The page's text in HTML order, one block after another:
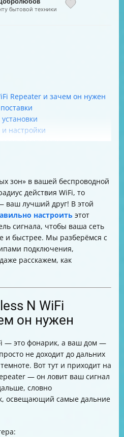
бытовой техники
Repeater и зачем он нужен
настройки
и повысить
их значения
их решения
репитер
зон» в вашей беспроводной
действия WiFi, то
ваш лучший друг! В этой
настроить этот
сигнала, чтобы ваша сеть
и быстрее. Мы разберёмся с
подключения,
расскажем, как
N WiFi
он нужен
— это фонарик, а ваш дом —
не доходит до дальних
Вот тут и приходит на
— он ловит ваш сигнал
словно
освещающий самые дальние